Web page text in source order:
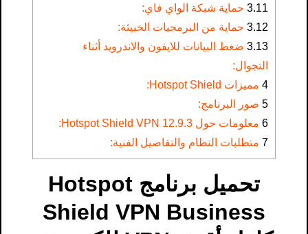
3.11 حماية شبكة الواي فاي:
3.12 حماية من البرمجيات الخبيثة:
3.13 ضغط البيانات للايفون والاندرويد أثناء
التجوال:
4 مميزات Hotspot Shield:
5 صور البرنامج:
6 معلومات حول Hotspot Shield VPN 12.9.3:
7 متطلبات النظام والتفاصيل الفنية:
تحميل برنامج Hotspot
Shield VPN Business